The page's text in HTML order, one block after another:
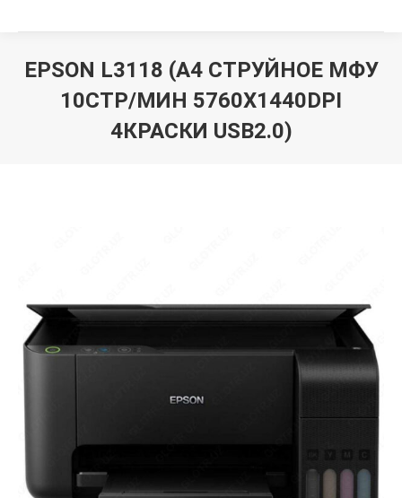
EPSON L3118 (A4 СТРУЙНОЕ МФУ
10СТР/МИН 5760X1440DPI
4КРАСКИ USB2.0)